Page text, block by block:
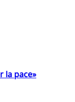
la pace»